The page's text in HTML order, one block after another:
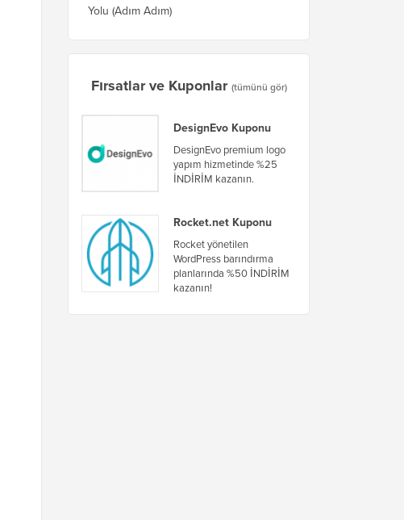
Yolu (Adım Adım)
Fırsatlar ve Kuponlar (tümünü gör)
DesignEvo Kuponu
DesignEvo premium logo
yapım hizmetinde %25
İNDİRİM kazanın.
Rocket.net Kuponu
Rocket yönetilen
WordPress barındırma
planlarında %50 İNDİRİM
kazanın!